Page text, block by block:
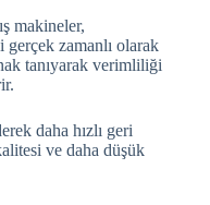
makineler,
zamanlı olarak
tanıyarak verimliliği
daha hızlı geri
ve daha düşük